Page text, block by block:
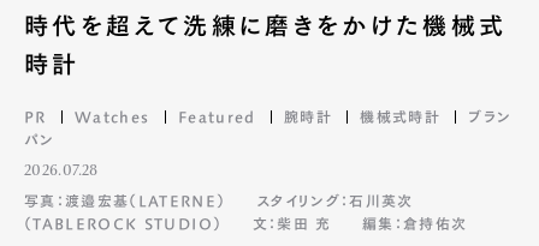
時代を超えて洗練に磨きをかけた機械式
時計
PR Watches Featured 腕時計 機械式時計
ブラン
パン
2026.07.28
写真：渡邉宏基（LATERNE）
スタイリング：石川英次
（TABLEROCK STUDIO）
文：柴田 充 編集：倉持佑次